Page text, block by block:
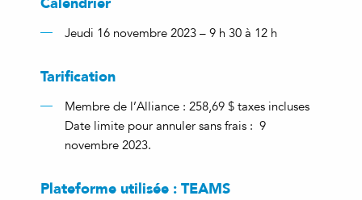
Jeudi 16 novembre 2023 – 9 h 30 à 12 h
Tarification
Membre de l’Alliance : 258,69 $ taxes incluses
Date limite pour annuler sans frais : 9
novembre 2023.
Plateforme utilisée : TEAMS